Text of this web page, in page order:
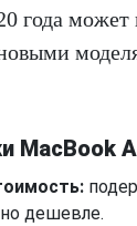
года может
MacBook
дешевле.